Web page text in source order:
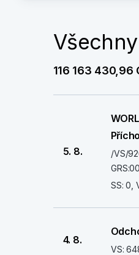
116 163 430,96
5. 8.
/VS/
SS: 0,
4. 8.
VS: